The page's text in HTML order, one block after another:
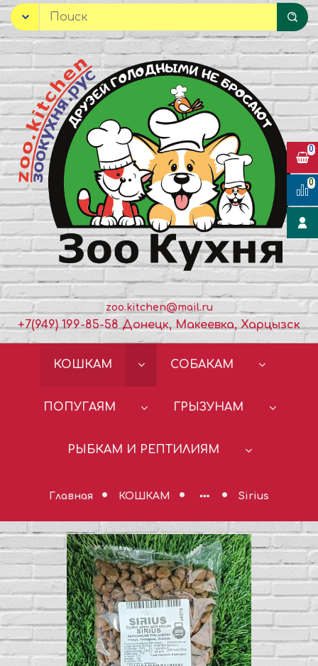
zoo.kitchen@mail.ru
+7(949) 199-85-58 Донецк, Макеевка, Харцызск
КОШКАМ СОБАКАМ
ПОПУГАЯМ ГРЫЗУНАМ
РЫБКАМ И РЕПТИЛИЯМ
Главная КОШКАМ Sirius
0
0